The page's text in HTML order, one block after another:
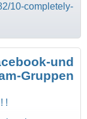
10-completely-
und
Gruppen
!